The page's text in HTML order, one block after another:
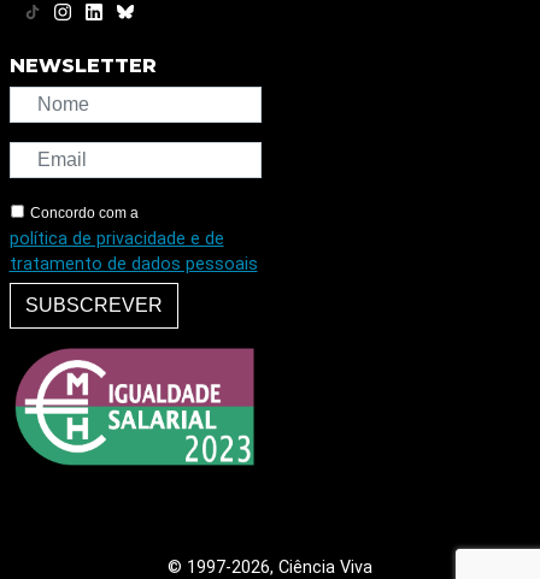
NEWSLETTER
Concordo com a
política de privacidade e de
tratamento de dados pessoais
SUBSCREVER
© 1997-2026, Ciência Viva